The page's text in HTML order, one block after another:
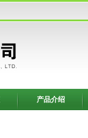
产品介绍